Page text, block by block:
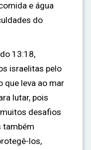
e água
do
13:18,
israelitas pelo
que leva ao mar
lutar, pois
desafios
também
los,